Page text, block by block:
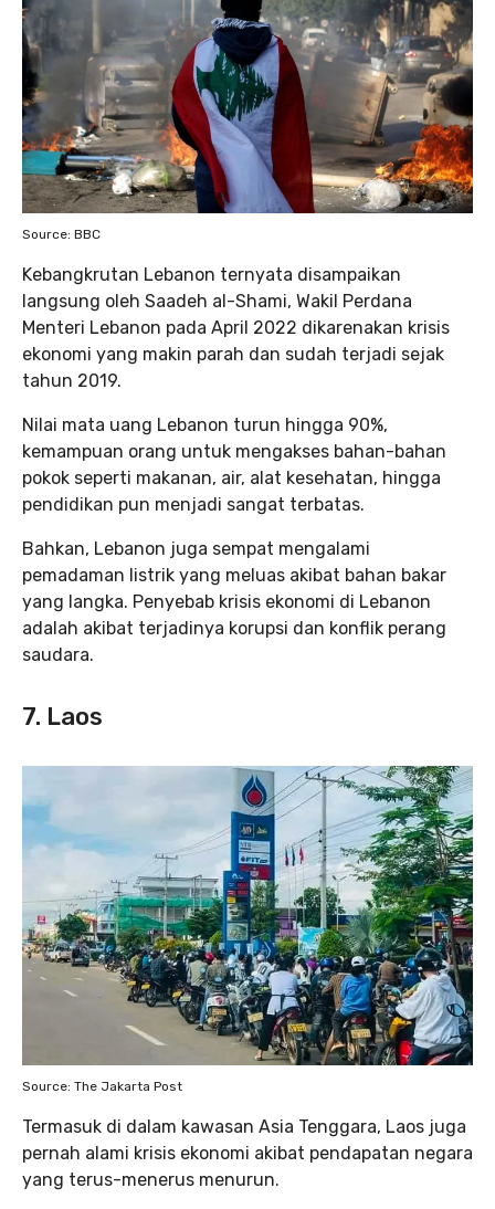
Source: BBC
Kebangkrutan Lebanon ternyata disampaikan
langsung oleh Saadeh al-Shami, Wakil Perdana
Menteri Lebanon pada April 2022 dikarenakan krisis
ekonomi yang makin parah dan sudah terjadi sejak
tahun 2019.
Nilai mata uang Lebanon turun hingga 90%,
kemampuan orang untuk mengakses bahan-bahan
pokok seperti makanan, air, alat kesehatan, hingga
pendidikan pun menjadi sangat terbatas.
Bahkan, Lebanon juga sempat mengalami
pemadaman listrik yang meluas akibat bahan bakar
yang langka. Penyebab krisis ekonomi di Lebanon
adalah akibat terjadinya korupsi dan konflik perang
saudara.
7. Laos
Source: The Jakarta Post
Termasuk di dalam kawasan Asia Tenggara, Laos juga
pernah alami krisis ekonomi akibat pendapatan negara
yang terus-menerus menurun.